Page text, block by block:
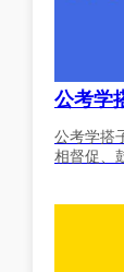
公考学
公考学搭
相督促、